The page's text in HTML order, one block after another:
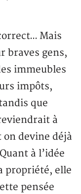
Mais
braves gens,
immeubles
impôts,
que
à
on devine déjà
à l’idée
propriété, elle
pensée